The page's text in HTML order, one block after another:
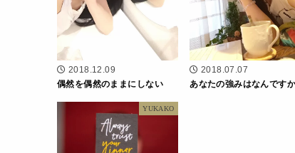
2018.12.09
偶然を偶然のままにしない
2018.07.07
あなたの強みはなんです
YUKAKO